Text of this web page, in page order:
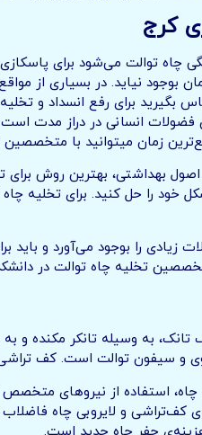
کرج
چاه توالت می‌شود برای
بوجود نیاید. در بسیاری از
برای رفع انسداد و
فضولات انسانی در دراز مدت
زمان میتوانید با متخصصین
بهداشتی، بهترین روش برای
را حل کنید. برای تخلیه
زیادی را بوجود می‌آورد و
تخلیه چاه توالت در
به وسیله تانکر مکنده و
و سیفون توالت است. کف
استفاده از نیروهای
کف‌تراشی و لایروبی چاه